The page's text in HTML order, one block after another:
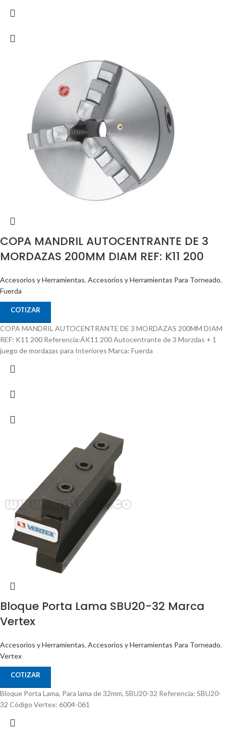
COPA MANDRIL AUTOCENTRANTE DE 3
MORDAZAS 200MM DIAM REF: K11 200
Accesorios y Herramientas, Accesorios y Herramientas Para Torneado,
Fuerda
COTIZAR
COPA MANDRIL AUTOCENTRANTE DE 3 MORDAZAS 200MM DIAM
REF: K11 200 Referencia:ÁK11 200 Autocentrante de 3 Morzdas + 1
juego de mordazas para Interiores Marca: Fuerda
Bloque Porta Lama SBU20-32 Marca
Vertex
Accesorios y Herramientas, Accesorios y Herramientas Para Torneado,
Vertex
COTIZAR
Bloque Porta Lama, Para lama de 32mm, SBU20-32 Referencia: SBU20-
32 Código Vertex: 6004-061